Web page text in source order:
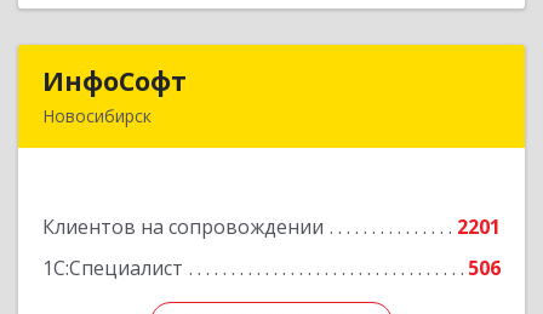
ИнфоСофт
Новосибирск
Клиентов на сопровождении
2201
1С:Специалист
506
Подробнее